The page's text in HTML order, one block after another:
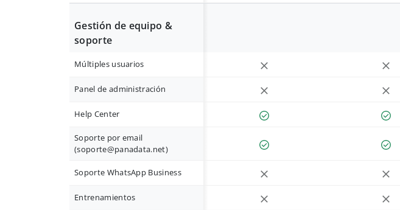
Gestión de equipo &
soporte
Múltiples usuarios
Panel de administración
Help Center
Soporte por email
(soporte@panadata.net)
Soporte WhatsApp Business
Entrenamientos